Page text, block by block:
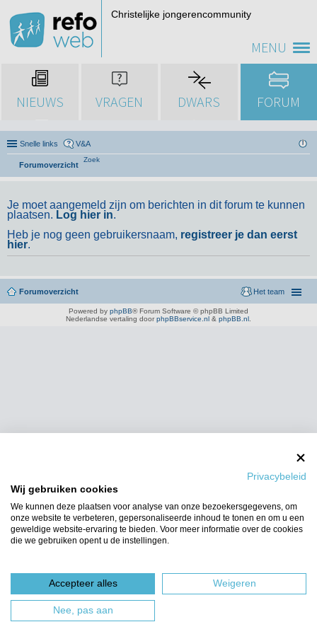
MENU
Christelijke jongerencommunity
NIEUWS VRAGEN DWARS FORUM
Snelle links V&A
Forumoverzicht
Zoek
Je moet aangemeld zijn om berichten in dit forum te kunnen
plaatsen. Log hier in.
Heb je nog geen gebruikersnaam, registreer je dan eerst
hier.
Forumoverzicht Het team
Powered by phpBB® Forum Software © phpBB Limited
Nederlandse vertaling door phpBBservice.nl & phpBB.nl
Privacybeleid
Wij gebruiken cookies
We kunnen deze plaatsen voor analyse van onze bezoekersgegevens, om
onze website te verbeteren, gepersonaliseerde inhoud te tonen en om u een
geweldige website-ervaring te bieden. Voor meer informatie over de cookies
die we gebruiken opent u de instellingen.
Accepteer alles Weigeren
Nee, pas aan